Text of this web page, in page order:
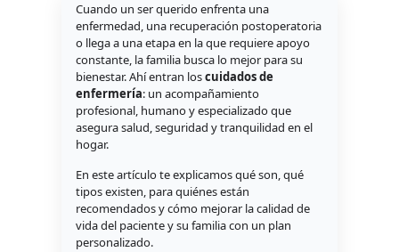
Cuando un ser querido enfrenta una
enfermedad, una recuperación postoperatoria
o llega a una etapa en la que requiere apoyo
constante, la familia busca lo mejor para su
bienestar. Ahí entran loscuidados de
enfermería: un acompañamiento
profesional, humano y especializado que
asegura salud, seguridad y tranquilidad en el
hogar.
En este artículo te explicamos qué son, qué
tipos existen, para quiénes están
recomendados y cómo mejorar la calidad de
vida del paciente y su familia con un plan
personalizado.